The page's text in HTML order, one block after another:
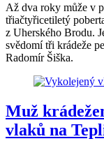
Až dva roky může v
třiačtyřicetiletý
z Uherského Brodu.
svědomí tři krádeže
Radomír Šiška.
Muž
vlaků na